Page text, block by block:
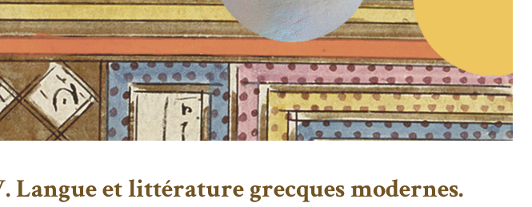
Langue et littérature grecques modernes.